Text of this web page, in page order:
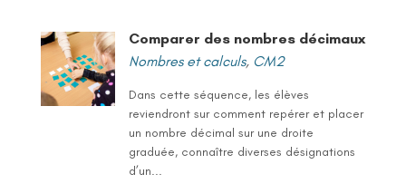
Comparer des nombres décimaux
Nombres et calculs, CM2
Dans cette séquence, les élèves
reviendront sur comment repérer et placer
un nombre décimal sur une droite
graduée, connaître diverses désignations
d’un...